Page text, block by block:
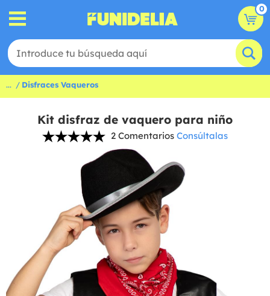
0
... Disfraces Vaqueros
Kit disfraz de vaquero para niño
2 Comentarios Consúltalas